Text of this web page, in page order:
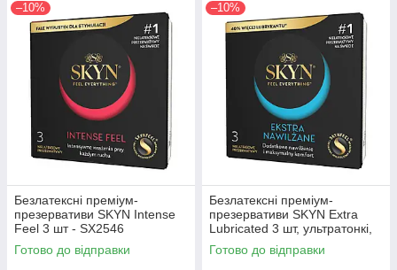
–10%
Безлатексні преміум-
презервативи SKYN Intense
Feel 3 шт - SX2546
Готово до відправки
–10%
Безлатексні преміум-
презервативи SKYN Extra
Lubricated 3 шт, ультратонкі,
на 40 % більше змазки -
SX2379
Готово до відправки